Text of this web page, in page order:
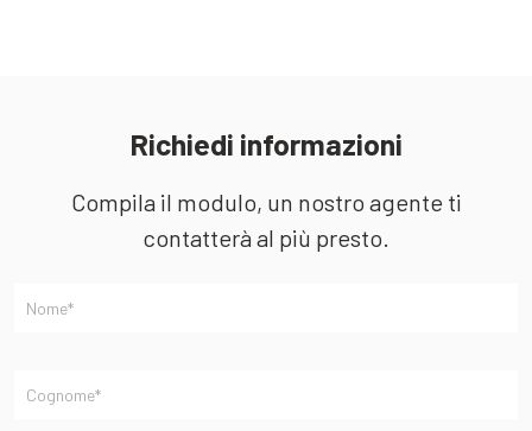
Richiedi informazioni
Compila il modulo, un nostro agente ti
contatterà al più presto.